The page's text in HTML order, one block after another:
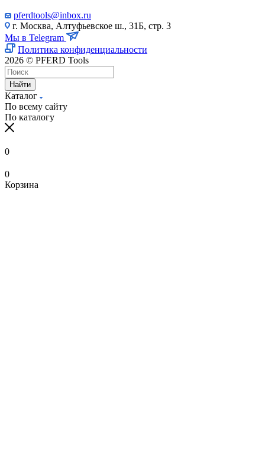
pferdtools@inbox.ru
г. Москва, Алтуфьевское ш., 31Б, стр. 3
Мы в Telegram
Политика конфиденциальности
2026 © PFERD Tools
Найти
Каталог
По всему сайту
По каталогу
0
0
Корзина